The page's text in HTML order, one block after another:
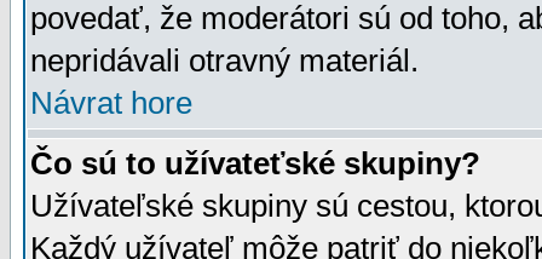
povedať, že moderátori sú od toho,
nepridávali otravný materiál.
Návrat hore
Čo sú to užívateťské skupiny?
Užívateľské skupiny sú cestou,
Každý užívateľ môže patriť do